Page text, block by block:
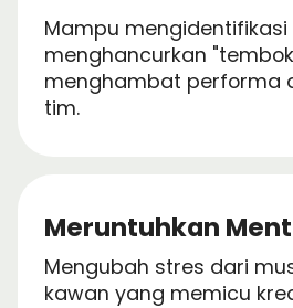
Mampu mengidentifikasi
menghancurkan
menghambat performa
tim.
Meruntuhkan
Mengubah stres dari
kawan yang memicu